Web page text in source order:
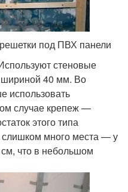
под ПВХ панели
стеновые
шириной 40 мм. Во
использовать
случае крепеж —
этого типа
много места — у
что в небольшом